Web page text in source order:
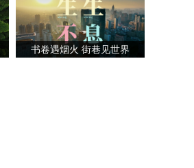
书卷遇烟火 街巷见世界